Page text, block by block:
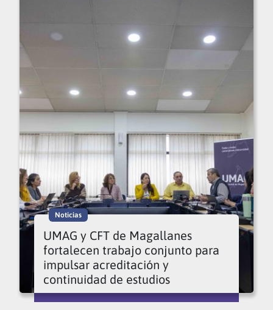
Noticias
UMAG y CFT de Magallanes
fortalecen trabajo conjunto para
impulsar acreditación y
continuidad de estudios